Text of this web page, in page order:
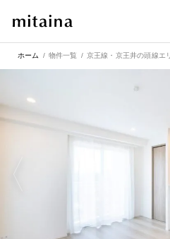
ホーム 物件一覧 京王線・京王井の頭線エ